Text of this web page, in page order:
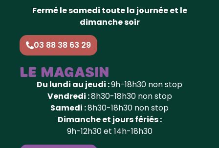
Fermé le samedi toute la journée et le
dimanche soir
03 88 38 63 29
Le magasin
Du lundi au jeudi :9h-18h30 non stop
Vendredi :8h30-18h30 non stop
Samedi :8h30-18h30 non stop
Dimanche et jours fériés :
9h-12h30 et 14h-18h30